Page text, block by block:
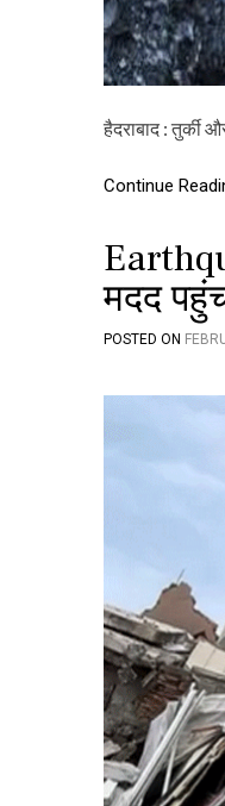
हैदराबाद : तुर्की
Continue
मदद
POSTED ON